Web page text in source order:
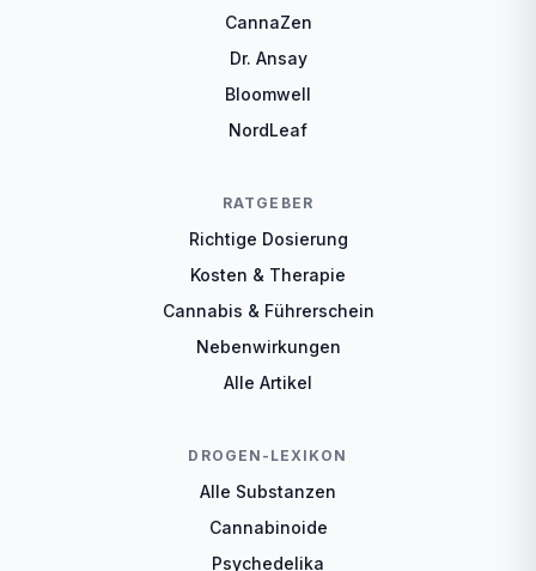
CannaZen
Dr. Ansay
Bloomwell
NordLeaf
RATGEBER
Richtige Dosierung
Kosten & Therapie
Cannabis & Führerschein
Nebenwirkungen
Alle Artikel
DROGEN-LEXIKON
Alle Substanzen
Cannabinoide
Psychedelika